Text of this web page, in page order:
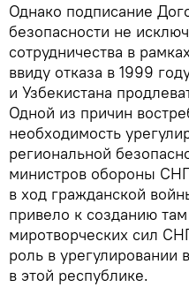
Однако подписание
безопасности не
сотрудничества в
ввиду отказа в 1999
и Узбекистана
Одной из причин
необходимость
региональной
министров обороны
в ход гражданской
привело к созданию
миротворческих сил
роль в урегулировании
в этой республике.